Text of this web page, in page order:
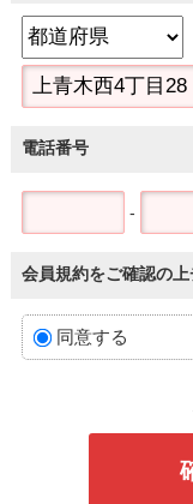
電話番号
-
会員規約をご確認の
同意する